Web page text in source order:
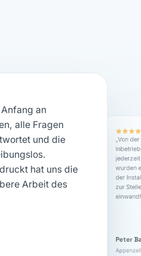
an
alle Fragen
und die
hat uns die
Arbeit des
„Von
wurden
der
zur
Peter
Appenzell